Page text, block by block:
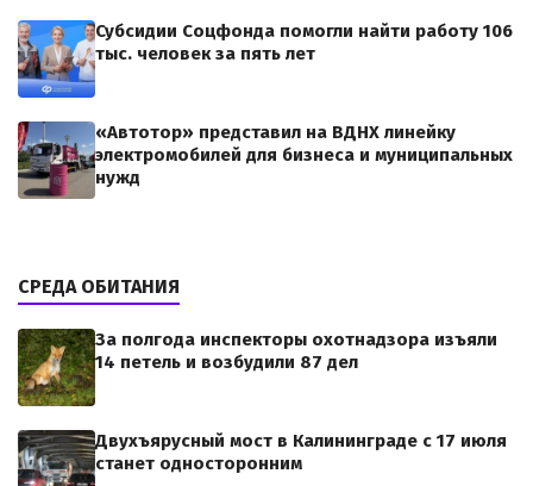
Субсидии Соцфонда помогли найти работу 106
тыс. человек за пять лет
«Автотор» представил на ВДНХ линейку
электромобилей для бизнеса и муниципальных
нужд
СРЕДА ОБИТАНИЯ
За полгода инспекторы охотнадзора изъяли
14 петель и возбудили 87 дел
Двухъярусный мост в Калининграде с 17 июля
станет односторонним